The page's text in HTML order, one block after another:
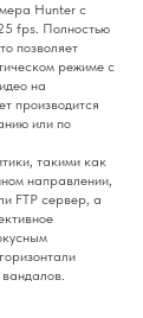
Hunter с
fps. Полностью
позволяет
режиме с
на
производится
или по
такими как
направлении,
FTP сервер, а